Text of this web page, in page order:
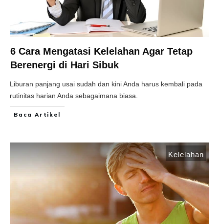
6 Cara Mengatasi Kelelahan Agar Tetap
Berenergi di Hari Sibuk
Liburan panjang usai sudah dan kini Anda harus kembali pada
rutinitas harian Anda sebagaimana biasa.
Baca Artikel
Kelelahan